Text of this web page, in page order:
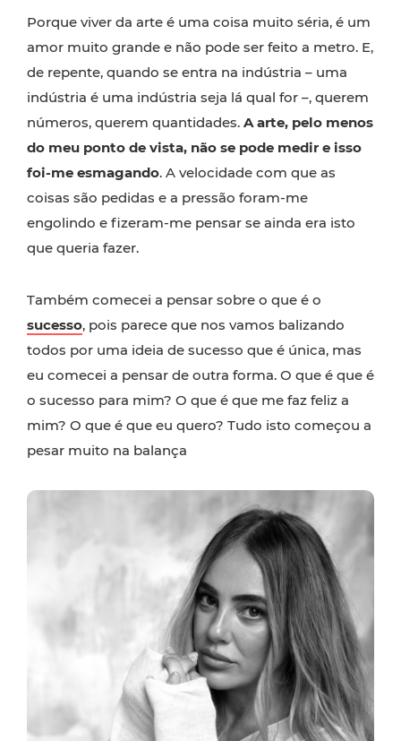
Porque viver da arte é uma coisa muito séria, é um
amor muito grande e não pode ser feito a metro. E,
de repente, quando se entra na indústria – uma
indústria é uma indústria seja lá qual for –, querem
números, querem quantidades. A arte, pelo menos
do meu ponto de vista, não se pode medir e isso
foi-me esmagando. A velocidade com que as
coisas são pedidas e a pressão foram-me
engolindo e fizeram-me pensar se ainda era isto
que queria fazer.
Também comecei a pensar sobre o que é o
sucesso, pois parece que nos vamos balizando
todos por uma ideia de sucesso que é única, mas
eu comecei a pensar de outra forma. O que é que é
o sucesso para mim? O que é que me faz feliz a
mim? O que é que eu quero? Tudo isto começou a
pesar muito na balança